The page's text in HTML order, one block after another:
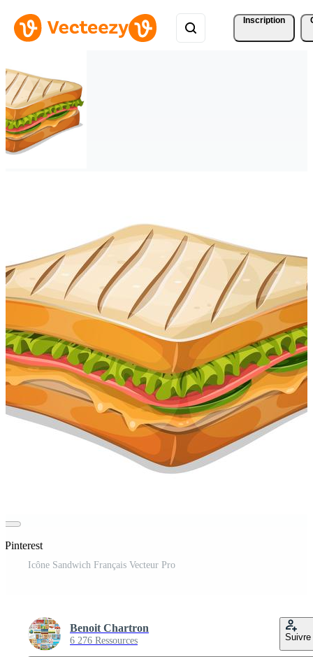
Inscription
Pinterest
Icône Sandwich Français Vecteur Pro
Benoit Chartron
6 276 Ressources Suivre